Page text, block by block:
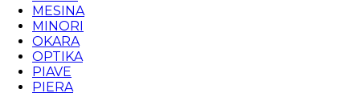
MESINA
MINORI
OKARA
OPTIKA
PIAVE
PIERA